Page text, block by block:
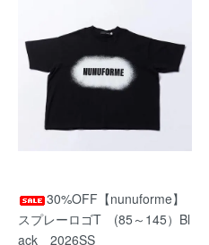
30%OFF【nunuforme】
スプレーロゴT (85～145）Bl
ack 2026SS